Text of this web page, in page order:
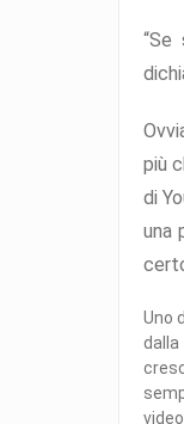
“Se
più
di
una
Uno